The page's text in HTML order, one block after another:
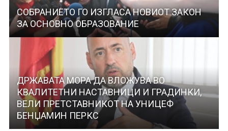
СОБРАНИЕТО ГО ИЗГЛАСА НОВИОТ ЗАКОН
ЗА ОСНОВНО ОБРАЗОВАНИЕ
ДРЖАВАТА МОРА ДА ВЛОЖУВА ВО
КВАЛИТЕТНИ НАСТАВНИЦИ И ГРАДИНКИ,
ВЕЛИ ПРЕТСТАВНИКОТ НА УНИЦЕФ
БЕНЏАМИН ПЕРКС